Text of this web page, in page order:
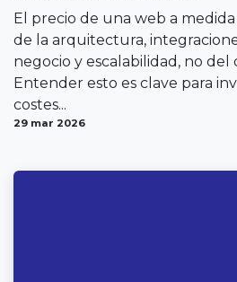
El precio de una web a
de la arquitectura,
negocio y escalabilidad, no del
Entender esto es clave para
costes...
29 mar 2026